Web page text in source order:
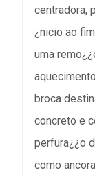
centradora,
¿nicio ao
uma
broca
concreto e
perfura¿¿o
como